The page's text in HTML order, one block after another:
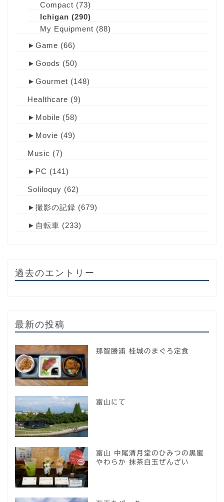
Compact (73)
Ichigan (290)
My Equipment (88)
► Game (66)
► Goods (50)
► Gourmet (148)
Healthcare (9)
► Mobile (58)
► Movie (49)
Music (7)
► PC (141)
Soliloquy (62)
► 撮影の記録 (679)
► 自転車 (233)
過去のエントリー
最新の投稿
那智勝浦 桂城のまぐろ定食
富山にて
富山 中尾清月堂のひみつの黒蜜
やわらか 抹茶白玉ぜんざい